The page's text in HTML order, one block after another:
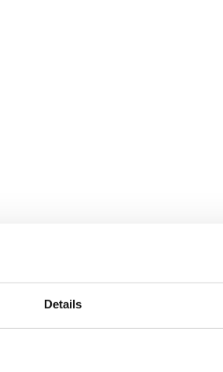
Details